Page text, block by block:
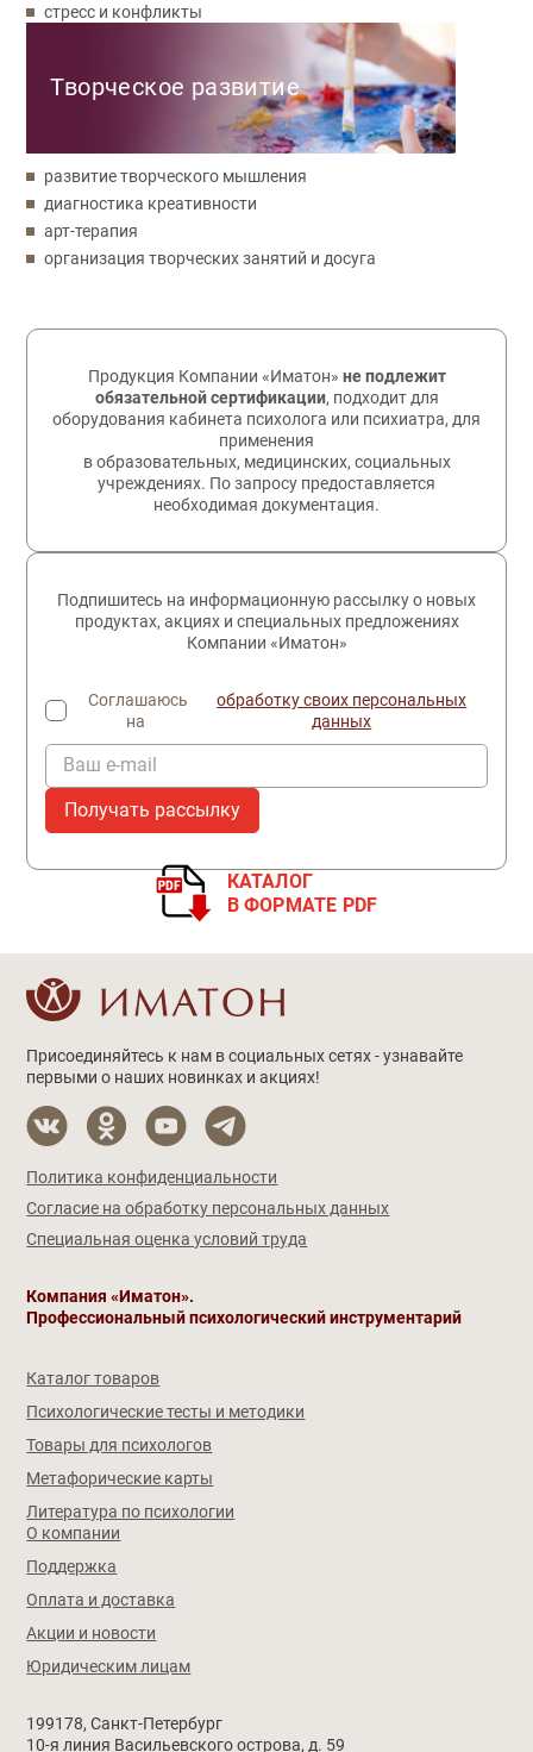
стресс и конфликты
Творческое развитие
развитие творческого мышления
диагностика креативности
арт-терапия
организация творческих занятий и досуга
Обратная связь
Продукция Компании «Иматон» не подлежит
обязательной сертификации, подходит для
оборудования кабинета психолога или психиатра, для
применения
в образовательных, медицинских, социальных
учреждениях. По запросу предоставляется
необходимая документация.
Подпишитесь на информационную рассылку о новых
продуктах, акциях и специальных предложениях
Компании «Иматон»
Соглашаюсь
на
обработку своих персональных
данных
Ваш e-mail
КАТАЛОГ
В ФОРМАТЕ PDF
Присоединяйтесь к нам в социальных сетях - узнавайте
первыми о наших новинках и акциях!
Политика конфиденциальности
Согласие на обработку персональных данных
Специальная оценка условий труда
Компания «Иматон».
Профессиональный психологический инструментарий
Каталог товаров
Психологические тесты и методики
Товары для психологов
Метафорические карты
Литература по психологии
О компании
Поддержка
Оплата и доставка
Акции и новости
Юридическим лицам
199178, Санкт-Петербург
10-я линия Васильевского острова, д. 59